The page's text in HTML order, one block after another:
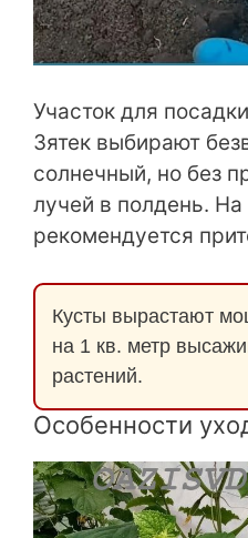
Участок для
Зятек выбирают
солнечный, но без
лучей в полдень.
рекомендуется
Кусты вырастают
на 1 кв. метр
растений.
Особенности